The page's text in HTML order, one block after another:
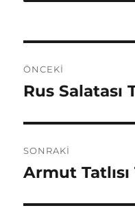
gezinmesi
ÖNCEKI
Önceki
Rus Salatası
SONRAKI
Sonraki
Armut